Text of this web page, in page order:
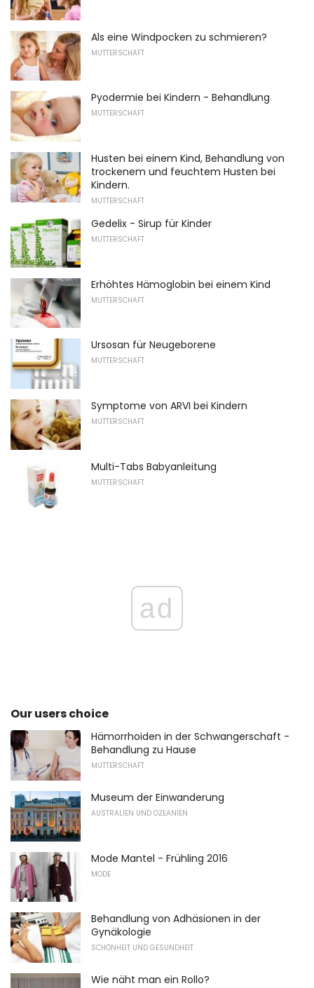
Als eine Windpocken zu schmieren?
MUTTERSCHAFT
Pyodermie bei Kindern - Behandlung
MUTTERSCHAFT
Husten bei einem Kind, Behandlung von
trockenem und feuchtem Husten bei
Kindern.
MUTTERSCHAFT
Gedelix - Sirup für Kinder
MUTTERSCHAFT
Erhöhtes Hämoglobin bei einem Kind
MUTTERSCHAFT
Ursosan für Neugeborene
MUTTERSCHAFT
Symptome von ARVI bei Kindern
MUTTERSCHAFT
Multi-Tabs Babyanleitung
MUTTERSCHAFT
ad
Our users choice
Hämorrhoiden in der Schwangerschaft -
Behandlung zu Hause
MUTTERSCHAFT
Museum der Einwanderung
AUSTRALIEN UND OZEANIEN
Mode Mantel - Frühling 2016
MODE
Behandlung von Adhäsionen in der
Gynäkologie
SCHÖNHEIT UND GESUNDHEIT
Wie näht man ein Rollo?